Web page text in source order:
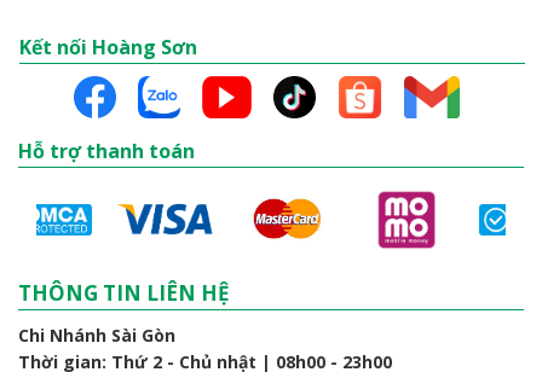
Kết nối Hoàng Sơn
Hỗ trợ thanh toán
THÔNG TIN LIÊN HỆ
Chi Nhánh Sài Gòn
Thời gian: Thứ 2 - Chủ nhật | 08h00 - 23h00